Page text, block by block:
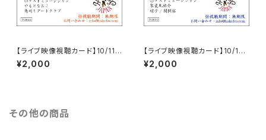
【ライブ映像視聴カード】10/11
HAKO FES 伊勢原 2025
¥2,000
【ライブ映像視聴カード】10/13
HAKO FES 名古屋 2025
¥2,000
その他の商品